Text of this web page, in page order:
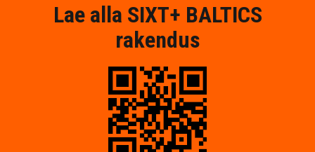
Lae alla SIXT+ BALTICS
rakendus